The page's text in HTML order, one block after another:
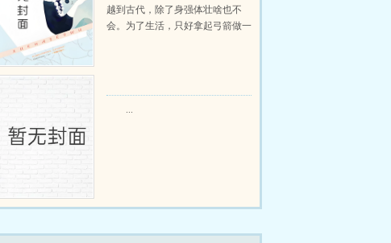
越到古代，除了身强体壮啥也不
会。为了生活，只好拿起弓箭做一
...